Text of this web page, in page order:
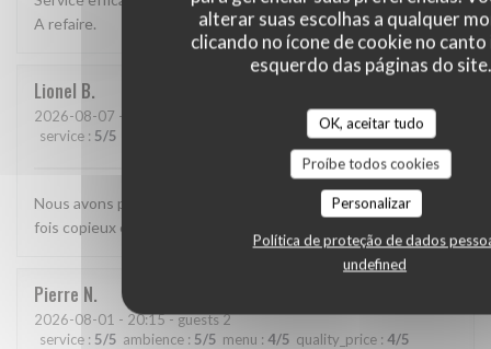
alterar suas escolhas a qualquer
clicando no ícone de cookie no
esquerdo das páginas do site.
OK, aceitar tudo
Proíbe todos cookies
Personalizar
Política de proteção de dados
undefined
A refaire.
Lionel B
2026-08-07 - 12:00 - guests 2
service : 5/5 quality_price:4/5
Nous avons passé un excellent moment. Les plats étaient à la
fois copieux et de très bonne qualité
Pierre N
2026-08-01 - 20:15 - guests 2
service : 5/5 ambience : 5/5 menu : 4/5 quality_price : 4/5